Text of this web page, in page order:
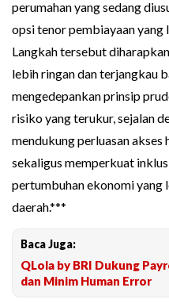
perumahan yang sedang
opsi tenor pembiayaan yang
Langkah tersebut
lebih ringan dan terjangkau
mengedepankan prinsip
risiko yang terukur, sejalan
mendukung perluasan
sekaligus memperkuat
pertumbuhan ekonomi yang
daerah.***
Baca Juga:
QLola by BRI Dukung
dan Minim Human Error